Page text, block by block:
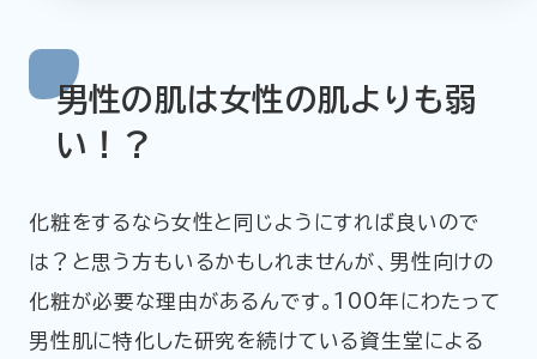
男性の肌は女性の肌よりも弱
い！？
化粧をするなら女性と同じようにすれば良いので
は？と思う方もいるかもしれませんが、男性向けの
化粧が必要な理由があるんです。100年にわたって
男性肌に特化した研究を続けている資生堂による